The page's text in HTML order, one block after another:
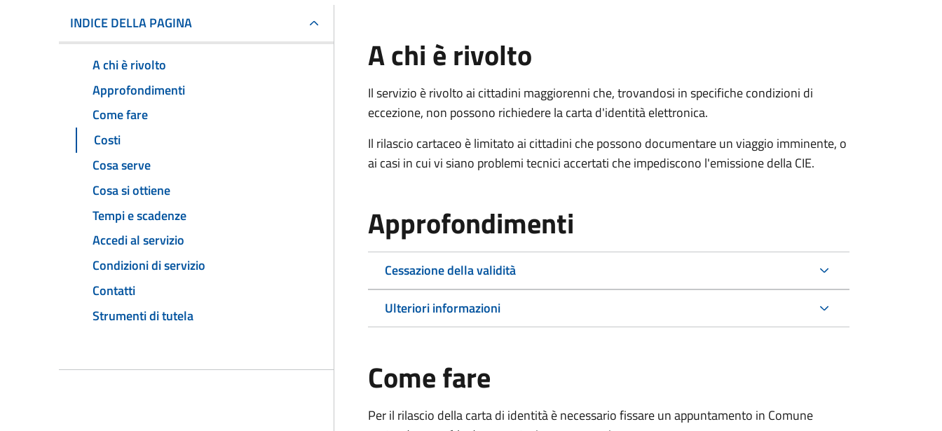
INDICE DELLA PAGINA
A chi è rivolto
Approfondimenti
Come fare
Costi
Cosa serve
Cosa si ottiene
Tempi e scadenze
Accedi al servizio
Condizioni di servizio
Contatti
Strumenti di tutela
A chi è rivolto
Il servizio è rivolto ai cittadini maggiorenni che, trovandosi in specifiche condizioni di
eccezione, non possono richiedere la carta d'identità elettronica.
Il rilascio cartaceo è limitato ai cittadini che possono documentare un viaggio imminente, o
ai casi in cui vi siano problemi tecnici accertati che impediscono l'emissione della CIE.
Approfondimenti
Cessazione della validità
Ulteriori informazioni
Come fare
Per il rilascio della carta di identità è necessario fissare un appuntamento in Comune